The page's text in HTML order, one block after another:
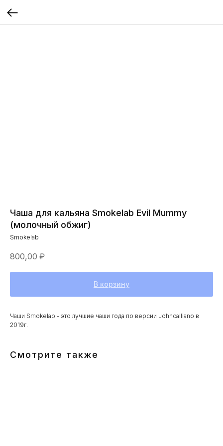
Чаша для кальяна Smokelab Evil Mummy
(молочный обжиг)
Smokelab
800,00 ₽
В корзину
Чаши Smokelab - это лучшие чаши года по версии Johncalliano в
2019г.
Смотрите также